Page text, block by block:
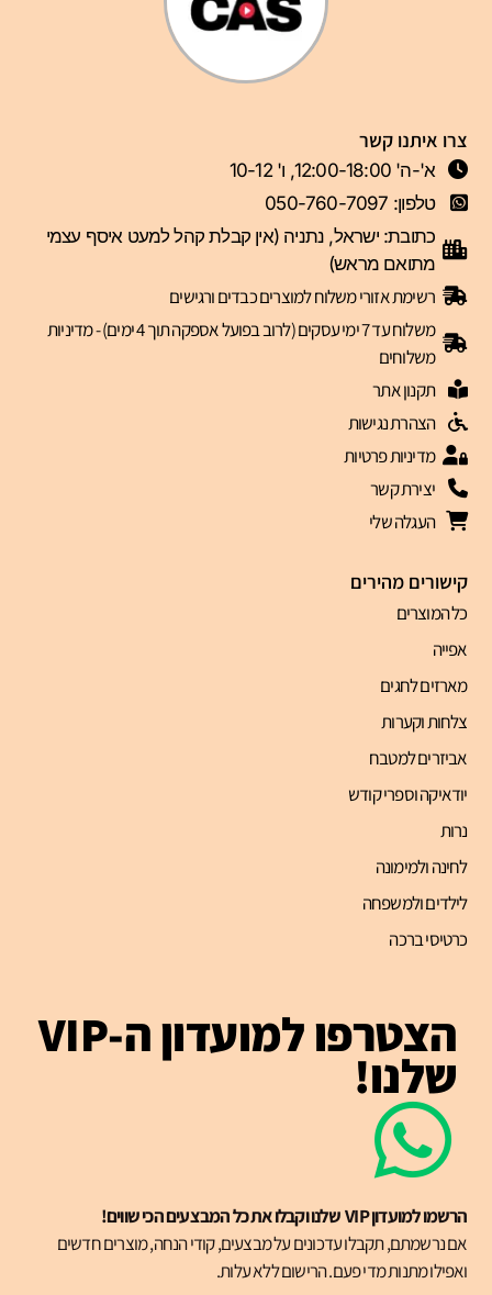
קישורים מהירים
כל המוצרים
אפייה
מארזים לחגים
צלחות וקערות
אביזרים למטבח
יודאיקה וספרי קודש
נרות
לחינה ולמימונה
לילדים ולמשפחה
כרטיסי ברכה
צרו איתנו קשר
א'-ה' 12:00-18:00, ו' 10-12
טלפון: 050-760-7097
כתובת: ישראל, נתניה (אין קבלת קהל למעט איסף עצמי
מתואם מראש)
רשימת אזורי משלוח למוצרים כבדים ורגישים
משלוח עד 7 ימי עסקים (לרוב בפועל אספקה תוך 4 ימים) - מדיניות
משלוחים
תקנון אתר
הצהרת נגישות
מדיניות פרטיות
יצירת קשר
העגלה שלי
הצטרפו למועדון ה-VIP
שלנו!
הרשמו למועדון VIP שלנו וקבלו את כל המבצעים הכי שווים!
אם נרשמתם, תקבלו עדכונים על מבצעים, קודי הנחה, מוצרים חדשים
ואפילו מתנות מדי פעם. הרישום ללא עלות.